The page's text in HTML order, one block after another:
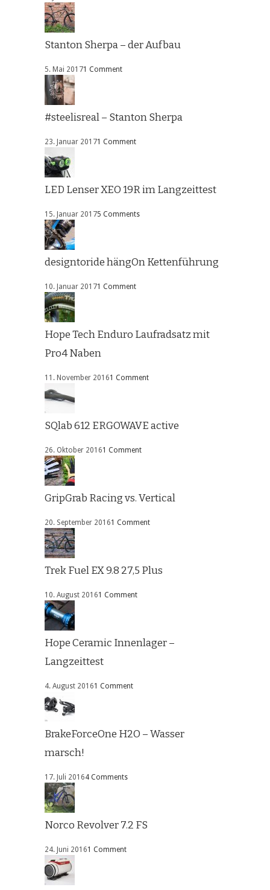
Stanton Sherpa – der Aufbau
5. Mai 20171 Comment
#steelisreal – Stanton Sherpa
23. Januar 20171 Comment
LED Lenser XEO 19R im Langzeittest
15. Januar 20175 Comments
designtoride hängOn Kettenführung
10. Januar 20171 Comment
Hope Tech Enduro Laufradsatz mit
Pro4 Naben
11. November 20161 Comment
SQlab 612 ERGOWAVE active
26. Oktober 20161 Comment
GripGrab Racing vs. Vertical
20. September 20161 Comment
Trek Fuel EX 9.8 27,5 Plus
10. August 20161 Comment
Hope Ceramic Innenlager –
Langzeittest
4. August 20161 Comment
BrakeForceOne H2O – Wasser
marsch!
17. Juli 20164 Comments
Norco Revolver 7.2 FS
24. Juni 20161 Comment